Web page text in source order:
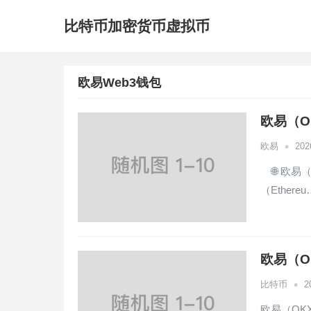
比特币加密货币虚拟币
欧易Web3钱包
欧易（
欧易 •
🌐 欧易
（
欧易（
比特币 •